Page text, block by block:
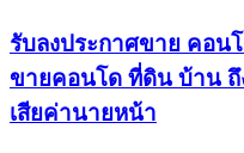
รับลงประกาศขาย คอน
ขายคอนโด ที่ดิน บ้าน ถึ
เสียค่านายหน้า